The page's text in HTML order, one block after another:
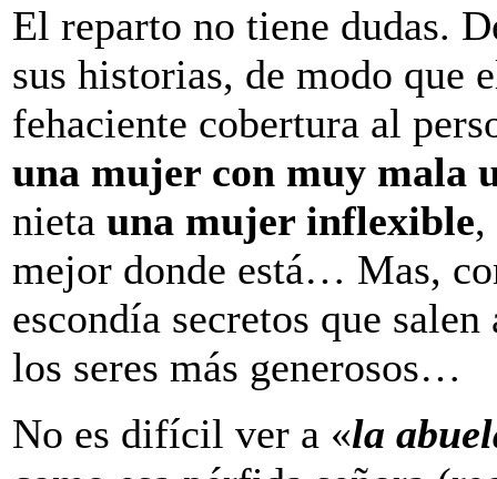
El reparto no tiene dudas.
sus historias, de modo que
fehaciente cobertura al
una mujer con muy mala
nieta una mujer inflexible,
mejor donde está… Mas,
escondía secretos que
los seres más generosos…
No es difícil ver a «la